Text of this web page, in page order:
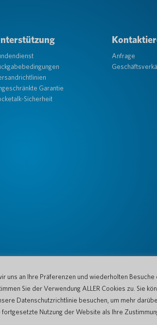
an Ihre Präferenzen und wiederholten Besuche
Sie der Verwendung ALLER Cookies zu. Sie
Datenschutzrichtlinie besuchen, um mehr
Nutzung der Website als Ihre
Garantie
Sicherheit
Anfrage
der Website